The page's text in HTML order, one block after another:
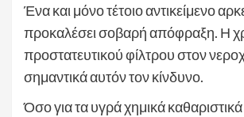
Ένα και μόνο τέτοιο αντικείμενο
προκαλέσει σοβαρή απόφραξη. Η
προστατευτικού φίλτρου στον
σημαντικά αυτόν τον κίνδυνο.
Όσο για τα υγρά χημικά